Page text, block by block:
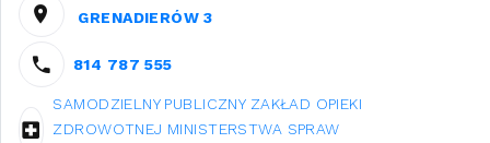
GRENADIERÓW 3
814 787 555
SAMODZIELNY PUBLICZNY ZAKŁAD OPIEKI
ZDROWOTNEJ MINISTERSTWA SPRAW